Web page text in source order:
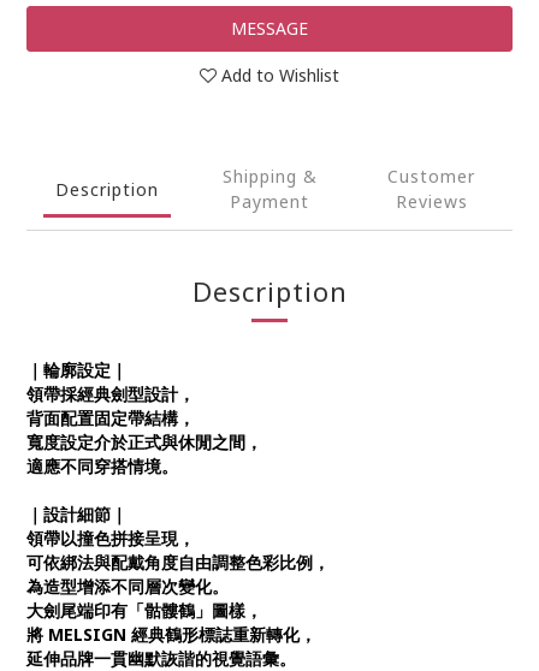
MESSAGE
Add to Wishlist
Description
Shipping &
Payment
Customer
Reviews
Description
｜輪廓設定｜
領帶採經典劍型設計，
背面配置固定帶結構，
寬度設定介於正式與休閒之間，
適應不同穿搭情境。
｜設計細節｜
領帶以撞色拼接呈現，
可依綁法與配戴角度自由調整色彩比例，
為造型增添不同層次變化。
大劍尾端印有「骷髏鶴」圖樣，
將 MELSIGN 經典鶴形標誌重新轉化，
延伸品牌一貫幽默詼諧的視覺語彙。